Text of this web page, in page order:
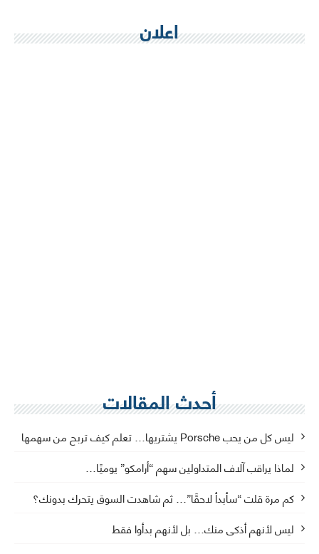
اعلان
أحدث المقالات
ليس كل من يحب Porsche يشتريها… تعلم كيف تربح من سهمها
لماذا يراقب آلاف المتداولين سهم “أرامكو” يوميًا…
كم مرة قلت “سأبدأ لاحقًا”… ثم شاهدت السوق يتحرك بدونك؟
ليس لأنهم أذكى منك… بل لأنهم بدأوا فقط